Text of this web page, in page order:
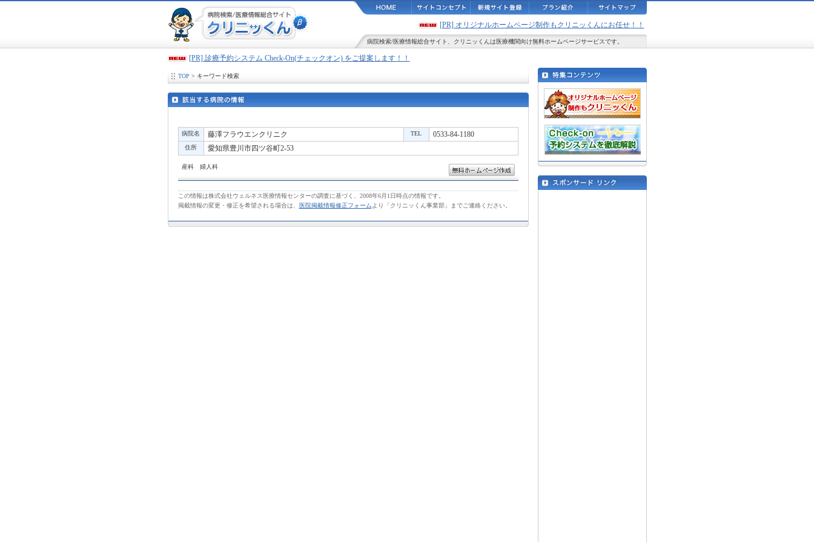
[PR] オリジナルホームページ制作もクリニッくんにお任せ！！
病院検索/医療情報総合サイト、 クリニッくん は医療機関向け無料ホームページサービスです。
[PR] 診療予約システム Check-On(チェックオン) をご提案します！！
TOP > キーワード検索
病院名 藤澤フラウエンクリニク TEL 0533-84-1180
住所 愛知県豊川市四ツ谷町2-53
産科 婦人科
この情報は株式会社ウェルネス医療情報センターの調査に基づく、2008年6月1日時点の情報です。
掲載情報の変更・修正を希望される場合は、
医院掲載情報修正フォーム より「クリニッくん事業部」までご連絡ください。